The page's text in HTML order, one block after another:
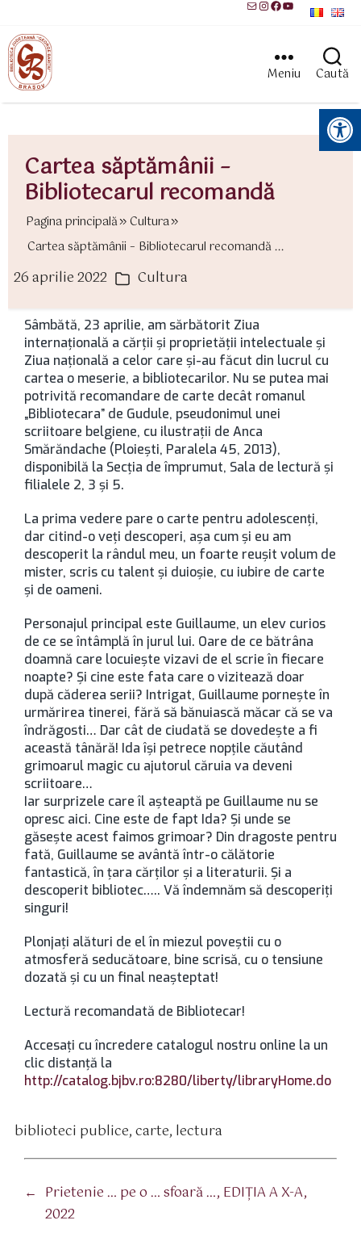
MailInstagram
Facebook
YouTube
Meniu Caută
Instrumente pentru accesibilitate
Cartea săptămânii –
Bibliotecarul recomandă
Pagina principală
Cultura
Cartea săptămânii – Bibliotecarul recomandă ...
26 aprilie 2022 Categorii
Cultura
Sâmbătă, 23 aprilie, am sărbătorit Ziua
internaţională a cărţii şi proprietăţii intelectuale şi
Ziua naţională a celor care şi-au făcut din lucrul cu
cartea o meserie, a bibliotecarilor. Nu se putea mai
potrivită recomandare de carte decât romanul
„Bibliotecara” de Gudule, pseudonimul unei
scriitoare belgiene, cu ilustraţii de Anca
Smărăndache (Ploieşti, Paralela 45, 2013),
disponibilă la Secţia de împrumut, Sala de lectură şi
filialele 2, 3 şi 5.
La prima vedere pare o carte pentru adolescenţi,
dar citind-o veţi descoperi, aşa cum şi eu am
descoperit la rândul meu, un foarte reuşit volum de
mister, scris cu talent şi duioşie, cu iubire de carte
şi de oameni.
Personajul principal este Guillaume, un elev curios
de ce se întâmplă în jurul lui. Oare de ce bătrâna
doamnă care locuieşte vizavi de el scrie în fiecare
noapte? Și cine este fata care o vizitează doar
după căderea serii? Intrigat, Guillaume porneşte în
urmărirea tinerei, fără să bănuiască măcar că se va
îndrăgosti… Dar cât de ciudată se dovedeşte a fi
această tânără! Ida îşi petrece nopţile căutând
grimoarul magic cu ajutorul căruia va deveni
scriitoare…
Iar surprizele care îl aşteaptă pe Guillaume nu se
opresc aici. Cine este de fapt Ida? Și unde se
găseşte acest faimos grimoar? Din dragoste pentru
fată, Guillaume se avântă într-o călătorie
fantastică, în ţara cărţilor şi a literaturii. Şi a
descoperit bibliotec….. Vă îndemnăm să descoperiţi
singuri!
Plonjaţi alături de el în miezul poveştii cu o
atmosferă seducătoare, bine scrisă, cu o tensiune
dozată şi cu un final neaşteptat!
Lectură recomandată de Bibliotecar!
Accesaţi cu încredere catalogul nostru online la un
clic distanţă la
http://catalog.bjbv.ro:8280/liberty/libraryHome.do
biblioteci publice,carte, lectura
← Prietenie … pe o … sfoară …, EDIŢIA A X-A,
2022